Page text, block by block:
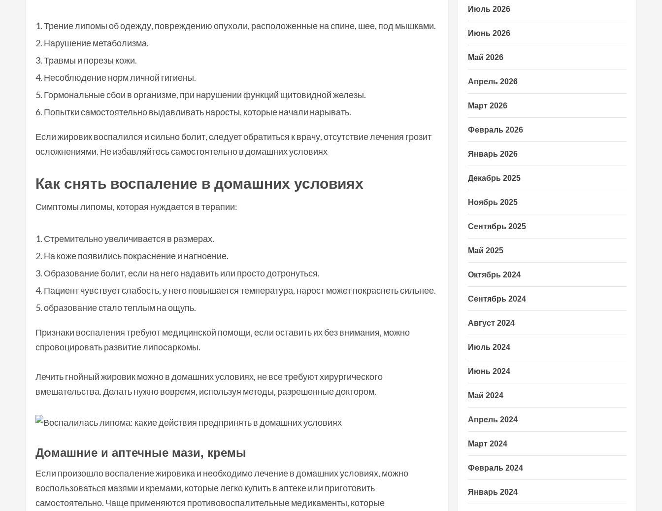
Трение липомы об одежду, повреждению опухоли, расположенные на спине, шее, под мышками.
Нарушение метаболизма.
Травмы и порезы кожи.
Несоблюдение норм личной гигиены.
Гормональные сбои в организме, при нарушении функций щитовидной железы.
Попытки самостоятельно выдавливать наросты, которые начали нарывать.
Если жировик воспалился и сильно болит, следует обратиться к врачу, отсутствие лечения грозит
осложнениями. Не избавляйтесь самостоятельно в домашних условиях
Как снять воспаление в домашних условиях
Симптомы липомы, которая нуждается в терапии:
Стремительно увеличивается в размерах.
На коже появились покраснение и нагноение.
Образование болит, если на него надавить или просто дотронуться.
Пациент чувствует слабость, у него повышается температура, нарост может покраснеть сильнее.
образование стало теплым на ощупь.
Признаки воспаления требуют медицинской помощи, если оставить их без внимания, можно
спровоцировать развитие липосаркомы.
Лечить гнойный жировик можно в домашних условиях, не все требуют хирургического
вмешательства. Делать нужно вовремя, используя методы, разрешенные доктором.
Домашние и аптечные мази, кремы
Если произошло воспаление жировика и необходимо лечение в домашних условиях, можно
воспользоваться мазями и кремами, которые легко купить в аптеке или приготовить
самостоятельно. Чаще применяются противовоспалительные медикаменты, которые
Июль 2026
Июнь 2026
Май 2026
Апрель 2026
Март 2026
Февраль 2026
Январь 2026
Декабрь 2025
Ноябрь 2025
Сентябрь 2025
Май 2025
Октябрь 2024
Сентябрь 2024
Август 2024
Июль 2024
Июнь 2024
Май 2024
Апрель 2024
Март 2024
Февраль 2024
Январь 2024